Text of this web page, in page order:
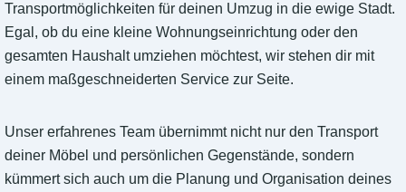
Transportmöglichkeiten für deinen Umzug in die ewige Stadt.
Egal, ob du eine kleine Wohnungseinrichtung oder den
gesamten Haushalt umziehen möchtest, wir stehen dir mit
einem maßgeschneiderten Service zur Seite.
Unser erfahrenes Team übernimmt nicht nur den Transport
deiner Möbel und persönlichen Gegenstände, sondern
kümmert sich auch um die Planung und Organisation deines